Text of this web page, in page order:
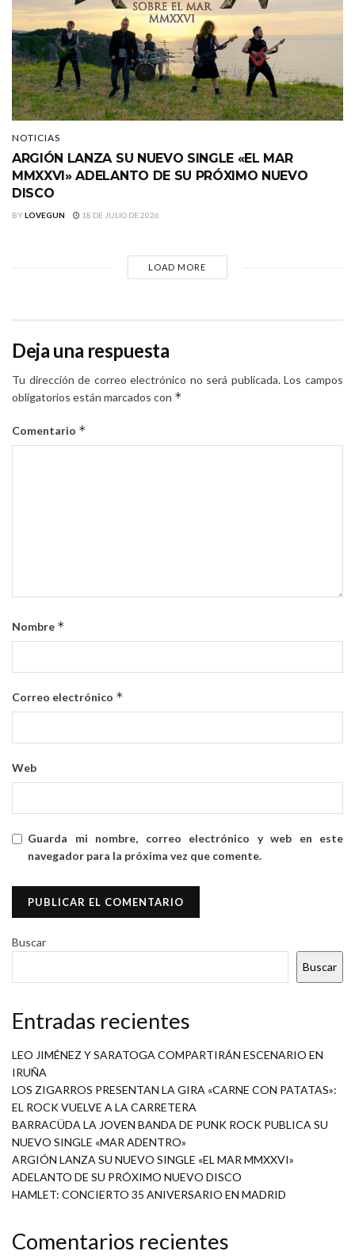
NOTICIAS
ARGIÓN LANZA SU NUEVO SINGLE «EL MAR
MMXXVI» ADELANTO DE SU PRÓXIMO NUEVO
DISCO
BYLOVEGUN 18 DE JULIO DE 2026
LOAD MORE
Deja una respuesta
Tu dirección de correo electrónico no será publicada. Los campos
obligatorios están marcados con *
Comentario *
Nombre *
Correo electrónico *
Web
Guarda mi nombre, correo electrónico y web en este
navegador para la próxima vez que comente.
Buscar
Buscar
Entradas recientes
LEO JIMÉNEZ Y SARATOGA COMPARTIRÁN ESCENARIO EN
IRUÑA
LOS ZIGARROS PRESENTAN LA GIRA «CARNE CON PATATAS»:
EL ROCK VUELVE A LA CARRETERA
BARRACÜDA LA JOVEN BANDA DE PUNK ROCK PUBLICA SU
NUEVO SINGLE «MAR ADENTRO»
ARGIÓN LANZA SU NUEVO SINGLE «EL MAR MMXXVI»
ADELANTO DE SU PRÓXIMO NUEVO DISCO
HAMLET: CONCIERTO 35 ANIVERSARIO EN MADRID
Comentarios recientes